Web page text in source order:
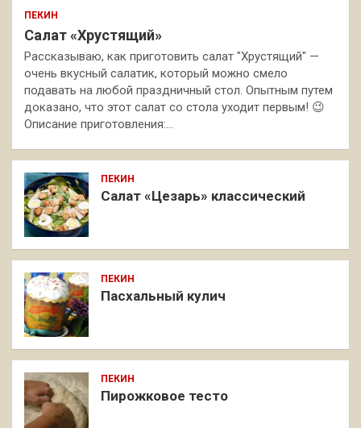
ПЕКИН
Салат «Хрустящий»
Рассказываю, как приготовить салат "Хрустящий" —
очень вкусный салатик, который можно смело
подавать на любой праздничный стол. Опытным путем
доказано, что этот салат со стола уходит первым! 😉
Описание приготовления:…
ПЕКИН
Салат «Цезарь» классический
ПЕКИН
Пасхальный кулич
ПЕКИН
Пирожковое тесто